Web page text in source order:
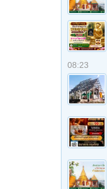
08:23